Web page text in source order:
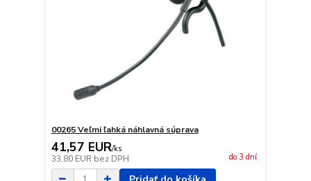
00265 Veľmi ľahká náhlavná súprava
41,57 EUR/ks
33,80 EUR bez DPH do 3 dní